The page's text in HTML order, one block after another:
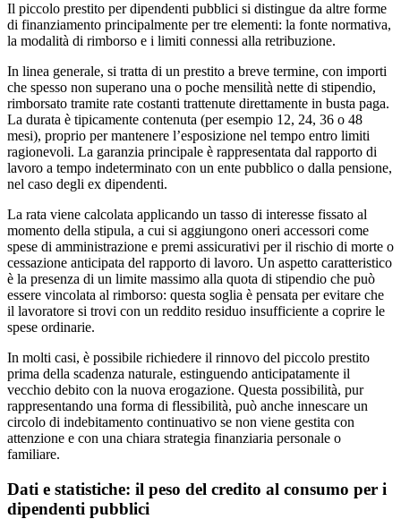
Il piccolo prestito per dipendenti pubblici si distingue da altre forme
di finanziamento principalmente per tre elementi: la fonte normativa,
la modalità di rimborso e i limiti connessi alla retribuzione.
In linea generale, si tratta di un prestito a breve termine, con importi
che spesso non superano una o poche mensilità nette di stipendio,
rimborsato tramite rate costanti trattenute direttamente in busta paga.
La durata è tipicamente contenuta (per esempio 12, 24, 36 o 48
mesi), proprio per mantenere l’esposizione nel tempo entro limiti
ragionevoli. La garanzia principale è rappresentata dal rapporto di
lavoro a tempo indeterminato con un ente pubblico o dalla pensione,
nel caso degli ex dipendenti.
La rata viene calcolata applicando un tasso di interesse fissato al
momento della stipula, a cui si aggiungono oneri accessori come
spese di amministrazione e premi assicurativi per il rischio di morte o
cessazione anticipata del rapporto di lavoro. Un aspetto caratteristico
è la presenza di un limite massimo alla quota di stipendio che può
essere vincolata al rimborso: questa soglia è pensata per evitare che
il lavoratore si trovi con un reddito residuo insufficiente a coprire le
spese ordinarie.
In molti casi, è possibile richiedere il rinnovo del piccolo prestito
prima della scadenza naturale, estinguendo anticipatamente il
vecchio debito con la nuova erogazione. Questa possibilità, pur
rappresentando una forma di flessibilità, può anche innescare un
circolo di indebitamento continuativo se non viene gestita con
attenzione e con una chiara strategia finanziaria personale o
familiare.
Dati e statistiche: il peso del credito al consumo per i
dipendenti pubblici